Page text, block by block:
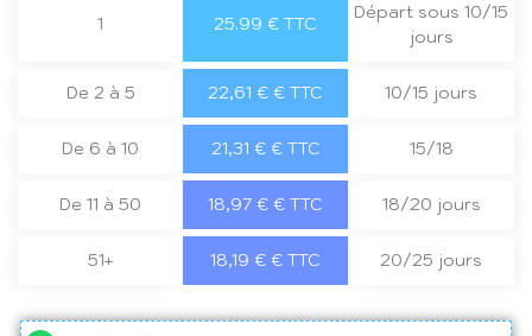
1 25.99 € TTC
Départ sous 10/15
jours
De 2 à 5 22,61 € € TTC 10/15 jours
De 6 à 10 21,31 € € TTC 15/18
De 11 à 50 18,97 € € TTC 18/20 jours
51+ 18,19 € € TTC 20/25 jours